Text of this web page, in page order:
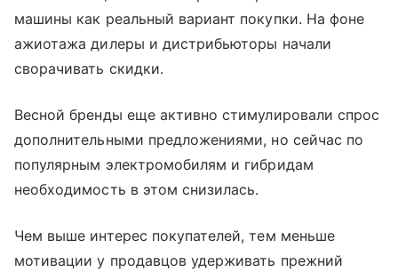
машины как реальный вариант покупки. На фоне
ажиотажа дилеры и дистрибьюторы начали
сворачивать скидки.
Весной бренды еще активно стимулировали спрос
дополнительными предложениями, но сейчас по
популярным электромобилям и гибридам
необходимость в этом снизилась.
Чем выше интерес покупателей, тем меньше
мотивации у продавцов удерживать прежний